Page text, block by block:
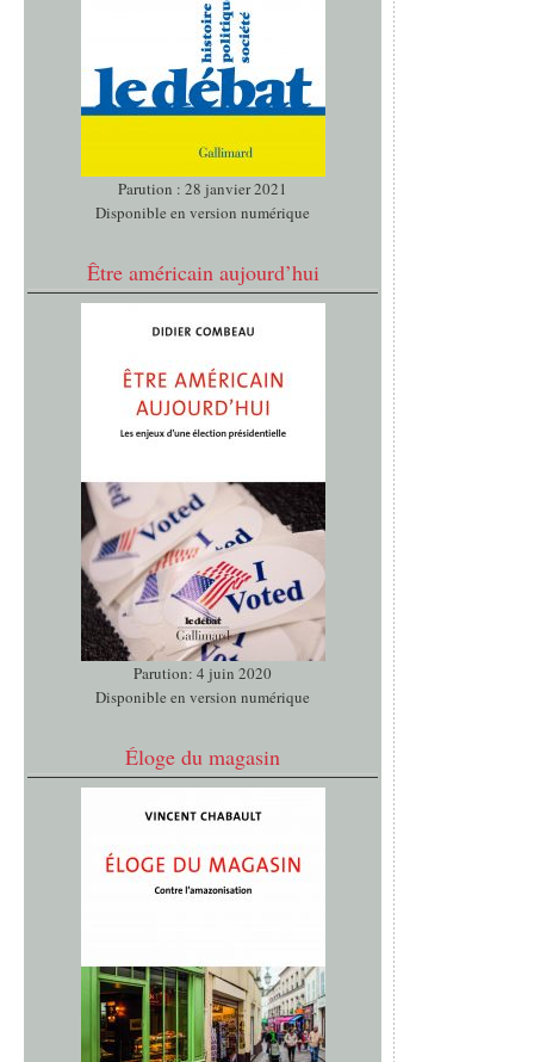
Parution : 28 janvier 2021
Disponible en version numérique
Être américain aujourd’hui
Parution: 4 juin 2020
Disponible en version numérique
Éloge du magasin